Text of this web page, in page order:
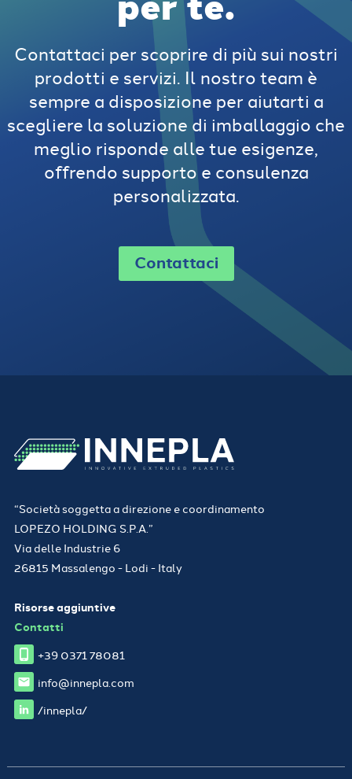
Contattaci per scoprire di più sui nostri
prodotti e servizi. Il nostro team è
sempre a disposizione per aiutarti a
scegliere la soluzione di imballaggio che
meglio risponde alle tue esigenze,
offrendo supporto e consulenza
personalizzata.
Contattaci
“Società soggetta a direzione e coordinamento
LOPEZO HOLDING S.P.A.”
Via delle Industrie 6
26815 Massalengo - Lodi - Italy
Risorse aggiuntive
Contatti
+39 0371 78081
info@innepla.com
/innepla/